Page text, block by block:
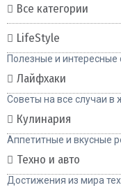
Все категории
LifeStyle
Полезные и интересные
Лайфхаки
Советы на все случаи в
Кулинария
Аппетитные и вкусные
Техно и авто
Достижения из мира